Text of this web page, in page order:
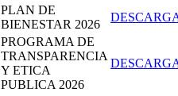
PLAN DE
BIENESTAR 2026
PROGRAMA DE
TRANSPARENCIA
Y ETICA
PUBLICA 2026